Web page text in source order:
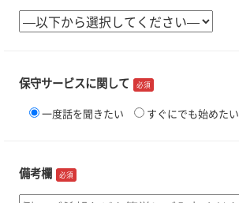
保守サービスに関して 必須
一度話を聞きたい すぐにでも始めたい
備考欄 必須